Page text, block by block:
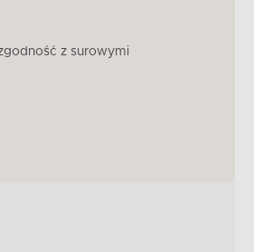
z surowymi